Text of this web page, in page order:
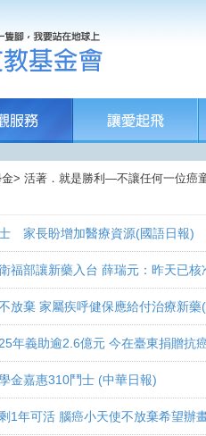
> 活著．就是勝利—不讓任何一位癌
家長盼增加醫療資源(國語日報)
福部讓新藥入台 薛瑞元：昨天已
放棄 家屬疾呼健保應給付治療新藥
年義助逾2.6億元 今在臺東捐贈抗
金嘉惠310鬥士 (中華日報)
1年可活 腦癌小天使不放棄希望辦